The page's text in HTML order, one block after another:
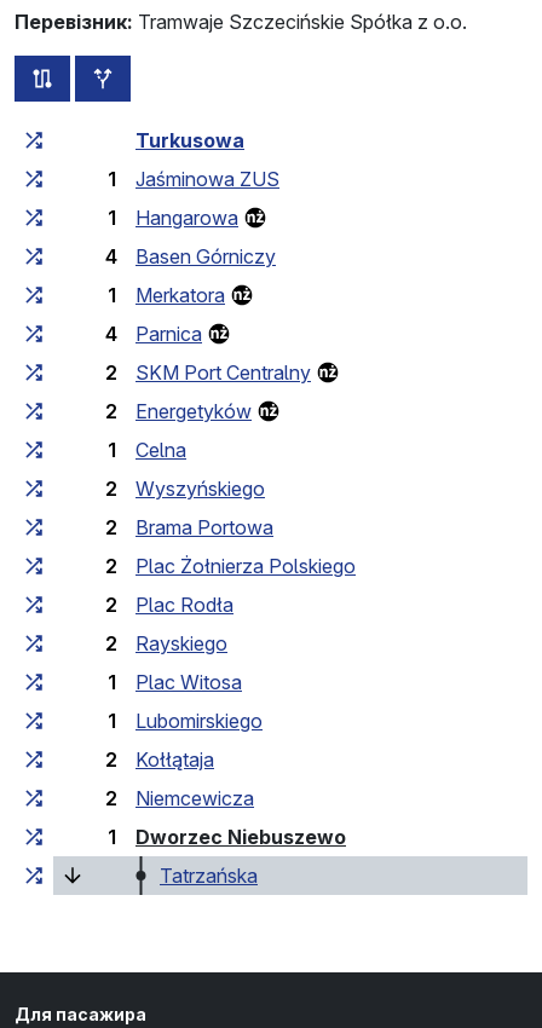
Перевізник: Tramwaje Szczecińskie Spółka z o.o.
всі схеми цього маршруту
Загальний час у дорозі
Turkusowa
1
Jaśminowa ZUS
1
Hangarowa
4
Basen Górniczy
1
Merkatora
4
Parnica
2
SKM Port Centralny
2
Energetyków
1
Celna
2
Wyszyńskiego
2
Brama Portowa
2
Plac Żołnierza Polskiego
2
Plac Rodła
2
Rayskiego
1
Plac Witosa
1
Lubomirskiego
2
Kołłątaja
2
Niemcewicza
1
Dworzec Niebuszewo(кінцева зупинка)
Tatrzańska
Для пасажира